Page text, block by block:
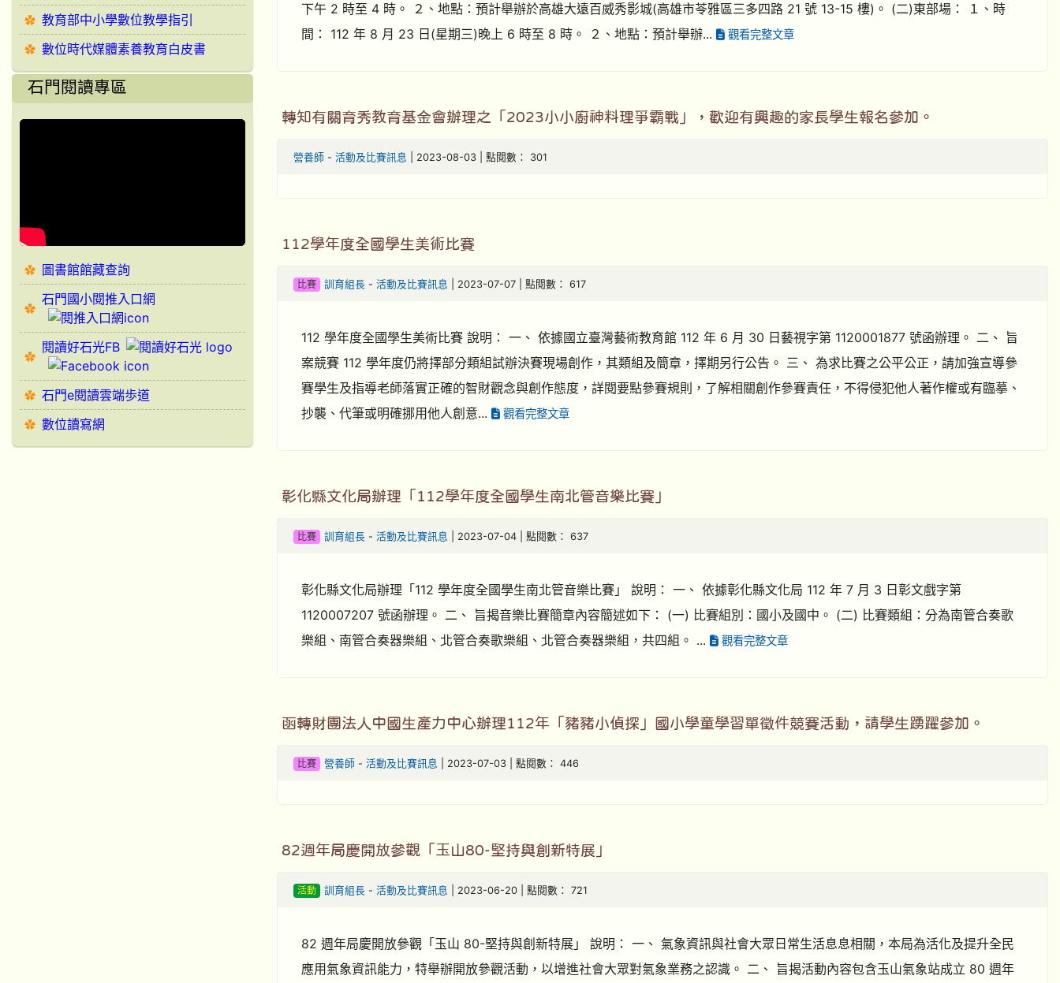
下午 2 時至 4 時。 ２、地點：預計舉辦於高雄大遠百威秀影城(高雄市苓雅區三多四路 21 號 13-15 樓)。 (二)東部場： １、時
間： 112 年 8 月 23 日(星期三)晚上 6 時至 8 時。 ２、地點：預計舉辦...
觀看完整文章
轉知有關育秀教育基金會辦理之「2023小小廚神料理爭霸戰」，歡迎有興趣的家長學生報名參加。
營養師 - 活動及比賽訊息 | 2023-08-03 | 點閱數： 301
112學年度全國學生美術比賽
比賽 訓育組長- 活動及比賽訊息 | 2023-07-07 | 點閱數： 617
112 學年度全國學生美術比賽 說明： 一、 依據國立臺灣藝術教育館 112 年 6 月 30 日藝視字第 1120001877 號函辦理。 二、 旨
案競賽 112 學年度仍將擇部分類組試辦決賽現場創作，其類組及簡章，擇期另行公告。 三、 為求比賽之公平公正，請加強宣導參
賽學生及指導老師落實正確的智財觀念與創作態度，詳閱要點參賽規則，了解相關創作參賽責任，不得侵犯他人著作權或有臨摹、
抄襲、代筆或明確挪用他人創意...
觀看完整文章
彰化縣文化局辦理「112學年度全國學生南北管音樂比賽」
比賽 訓育組長- 活動及比賽訊息 | 2023-07-04 | 點閱數： 637
彰化縣文化局辦理「112 學年度全國學生南北管音樂比賽」 說明： 一、 依據彰化縣文化局 112 年 7 月 3 日彰文戲字第
1120007207 號函辦理。 二、 旨揭音樂比賽簡章內容簡述如下： (一) 比賽組別：國小及國中。 (二) 比賽類組：分為南管合奏歌
樂組、南管合奏器樂組、北管合奏歌樂組、北管合奏器樂組，共四組。 ...
觀看完整文章
函轉財團法人中國生產力中心辦理112年「豬豬小偵探」國小學童學習單徵件競賽活動，請學生踴躍參加。
比賽 營養師 - 活動及比賽訊息 | 2023-07-03 | 點閱數： 446
82週年局慶開放參觀「玉山80-堅持與創新特展」
活動 訓育組長- 活動及比賽訊息 | 2023-06-20 | 點閱數： 721
82 週年局慶開放參觀「玉山 80-堅持與創新特展」 說明： 一、 氣象資訊與社會大眾日常生活息息相關，本局為活化及提升全民
應用氣象資訊能力，特舉辦開放參觀活動，以增進社會大眾對氣象業務之認識。 二、 旨揭活動內容包含玉山氣象站成立 80 週年
教育部中小學數位教學指引
數位時代媒體素養教育白皮書
石門閱讀專區
圖書館館藏查詢
石門國小閱推入口網
閱讀好石光FB
石門e閱讀雲端歩道
數位讀寫網